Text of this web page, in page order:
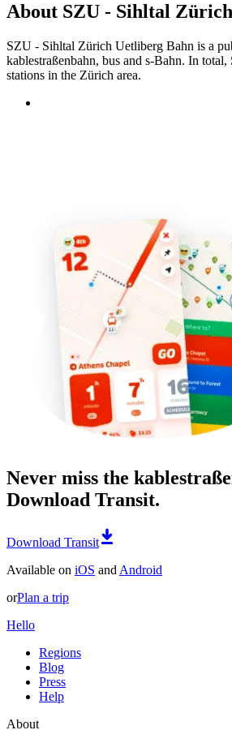
About SZU - Sihltal
SZU - Sihltal Zürich Uetliberg Bahn is a
kablestraßenbahn, bus and s-Bahn. In
stations in the Zürich area.
Never miss the
Download Transit.
Download Transit
Available on iOS and Android
orPlan a trip
Hello
Regions
Blog
Press
Help
About